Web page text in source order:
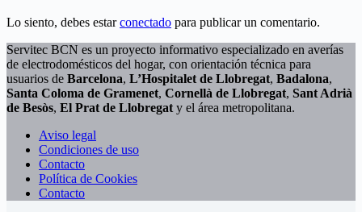
Lo siento, debes estarconectado para publicar un comentario.
Servitec BCN es un proyecto informativo especializado en averías
de electrodomésticos del hogar, con orientación técnica para
usuarios de Barcelona, L’Hospitalet de Llobregat, Badalona,
Santa Coloma de Gramenet, Cornellà de Llobregat, Sant Adrià
de Besòs, El Prat de Llobregat y el área metropolitana.
Aviso legal
Condiciones de uso
Contacto
Política de Cookies
Contacto